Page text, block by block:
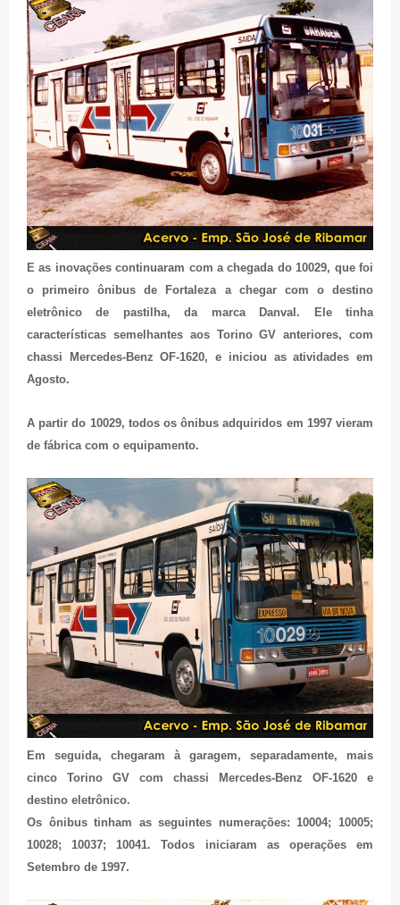
E as inovações continuaram com a chegada do 10029, que foi
o primeiro ônibus de Fortaleza a chegar com o destino
eletrônico de pastilha, da marca Danval. Ele tinha
características semelhantes aos Torino GV anteriores, com
chassi Mercedes-Benz OF-1620, e iniciou as atividades em
Agosto.
A partir do 10029, todos os ônibus adquiridos em 1997 vieram
de fábrica com o equipamento.
Em seguida, chegaram à garagem, separadamente, mais
cinco Torino GV com chassi Mercedes-Benz OF-1620 e
destino eletrônico.
Os ônibus tinham as seguintes numerações: 10004; 10005;
10028; 10037; 10041. Todos iniciaram as operações em
Setembro de 1997.